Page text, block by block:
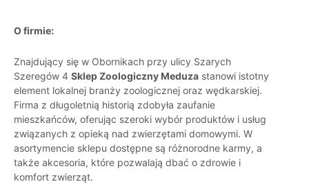
O firmie:
Znajdujący się w Obornikach przy ulicy Szarych
Szeregów 4 Sklep Zoologiczny Meduza stanowi istotny
element lokalnej branży zoologicznej oraz wędkarskiej.
Firma z długoletnią historią zdobyła zaufanie
mieszkańców, oferując szeroki wybór produktów i usług
związanych z opieką nad zwierzętami domowymi. W
asortymencie sklepu dostępne są różnorodne karmy, a
także akcesoria, które pozwalają dbać o zdrowie i
komfort zwierząt.